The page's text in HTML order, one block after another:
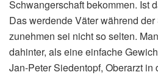
Schwangerschaft bekommen. Ist
Das werdende Väter während
zunehmen sei nicht so selten.
dahinter, als eine einfache
Jan-Peter Siedentopf, Oberarzt in